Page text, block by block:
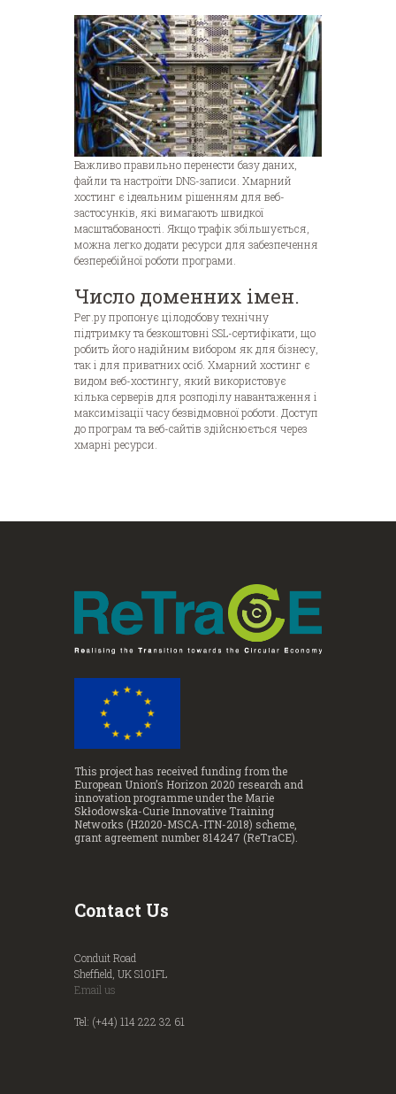
Важливо правильно перенести базу даних,
файли та настроїти DNS-записи. Хмарний
хостинг є ідеальним рішенням для веб-
застосунків, які вимагають швидкої
масштабованості. Якщо трафік збільшується,
можна легко додати ресурси для забезпечення
безперебійної роботи програми.
Число доменних імен.
Рег.ру пропонує цілодобову технічну
підтримку та безкоштовні SSL-сертифікати, що
робить його надійним вибором як для бізнесу,
так і для приватних осіб. Хмарний хостинг є
видом веб-хостингу, який використовує
кілька серверів для розподілу навантаження і
максимізації часу безвідмовної роботи. Доступ
до програм та веб-сайтів здійснюється через
хмарні ресурси.
This project has received funding from the
European Union’s Horizon 2020 research and
innovation programme under the Marie
Skłodowska-Curie Innovative Training
Networks (H2020-MSCA-ITN-2018) scheme,
grant agreement number 814247 (ReTraCE).
Contact Us
Conduit Road
Sheffield, UK S101FL
Email us
Tel: (+44) 114 222 32 61